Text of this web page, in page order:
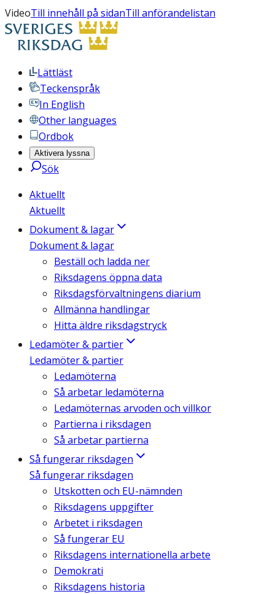
VideoTill innehåll på sidanTill anförandelistan
Lättläst
Teckenspråk
In English
Other languages
Ordbok
Aktivera lyssna
Sök
Aktuellt
Aktuellt
Dokument & lagar
Dokument & lagar
Beställ och ladda ner
Riksdagens öppna data
Riksdagsförvaltningens diarium
Allmänna handlingar
Hitta äldre riksdagstryck
Ledamöter & partier
Ledamöter & partier
Ledamöterna
Så arbetar ledamöterna
Ledamöternas arvoden och villkor
Partierna i riksdagen
Så arbetar partierna
Så fungerar riksdagen
Så fungerar riksdagen
Utskotten och EU-nämnden
Riksdagens uppgifter
Arbetet i riksdagen
Så fungerar EU
Riksdagens internationella arbete
Demokrati
Riksdagens historia